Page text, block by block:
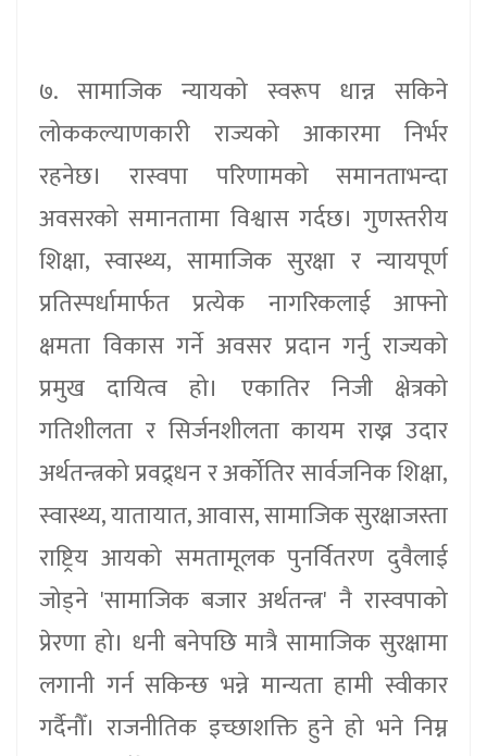
७. सामाजिक न्यायको स्वरूप धान्न सकिने
लोककल्याणकारी राज्यको आकारमा निर्भर
रहनेछ। रास्वपा परिणामको समानताभन्दा
अवसरको समानतामा विश्वास गर्दछ। गुणस्तरीय
शिक्षा, स्वास्थ्य, सामाजिक सुरक्षा र न्यायपूर्ण
प्रतिस्पर्धामार्फत प्रत्येक नागरिकलाई आफ्नो
क्षमता विकास गर्ने अवसर प्रदान गर्नु राज्यको
प्रमुख दायित्व हो। एकातिर निजी क्षेत्रको
गतिशीलता र सिर्जनशीलता कायम राख्न उदार
अर्थतन्त्रको प्रवद्र्धन र अर्कोतिर सार्वजनिक शिक्षा,
स्वास्थ्य, यातायात, आवास, सामाजिक सुरक्षाजस्ता
राष्ट्रिय आयको समतामूलक पुनर्वितरण दुवैलाई
जोड्ने 'सामाजिक बजार अर्थतन्त्र' नै रास्वपाको
प्रेरणा हो। धनी बनेपछि मात्रै सामाजिक सुरक्षामा
लगानी गर्न सकिन्छ भन्ने मान्यता हामी स्वीकार
गर्दैनौँ। राजनीतिक इच्छाशक्ति हुने हो भने निम्न